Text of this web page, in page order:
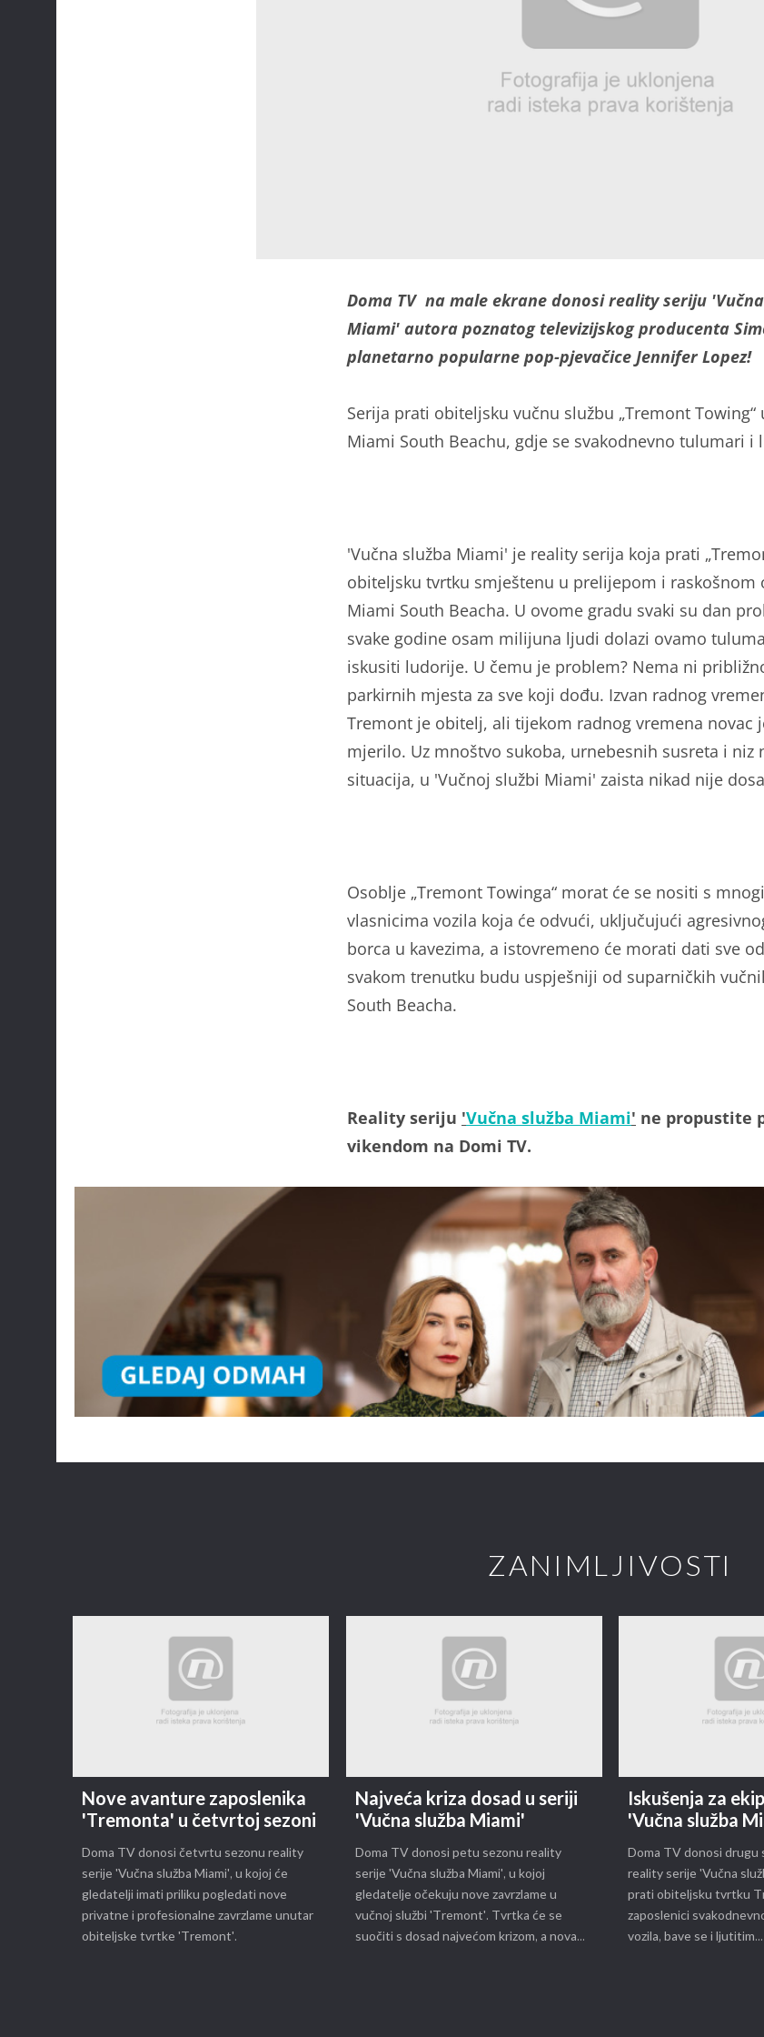
Doma TV na male ekrane donosi reality seriju
Miami' autora poznatog televizijskog producenta
planetarno popularne pop-pjevačice Jennifer Lopez!
Serija prati obiteljsku vučnu službu „Tremont Towing“
Miami South Beachu, gdje se svakodnevno tulumari i
'Vučna služba Miami' je reality serija koja prati
obiteljsku tvrtku smještenu u prelijepom i raskošnom
Miami South Beacha. U ovome gradu svaki su dan
svake godine osam milijuna ljudi dolazi ovamo
iskusiti ludorije. U čemu je problem? Nema ni
parkirnih mjesta za sve koji dođu. Izvan radnog
Tremont je obitelj, ali tijekom radnog vremena novac
mjerilo. Uz mnoštvo sukoba, urnebesnih susreta i niz
situacija, u 'Vučnoj službi Miami' zaista nikad nije
Osoblje „Tremont Towinga“ morat će se nositi s
vlasnicima vozila koja će odvući, uključujući
borca u kavezima, a istovremeno će morati dati sve
svakom trenutku budu uspješniji od suparničkih
South Beacha.
Reality seriju 'Vučna služba Miami' ne propustite
vikendom na Domi TV.
ZANIMLJIVOSTI
Nove avanture zaposlenika
'Tremonta' u četvrtoj sezoni
Doma TV donosi četvrtu sezonu reality
serije 'Vučna služba Miami', u kojoj će
gledatelji imati priliku pogledati nove
privatne i profesionalne zavrzlame unutar
obiteljske tvrtke 'Tremont'.
Najveća kriza dosad u seriji
'Vučna služba Miami'
Doma TV donosi petu sezonu reality
serije 'Vučna služba Miami', u kojoj
gledatelje očekuju nove zavrzlame u
vučnoj službi 'Tremont'. Tvrtka će se
suočiti s dosad najvećom krizom, a nova...
Iskušenja za
'Vučna služba
Doma TV donosi drugu
reality serije 'Vučna
prati obiteljsku tvrtku
zaposlenici
vozila, bave se i ljutitim...